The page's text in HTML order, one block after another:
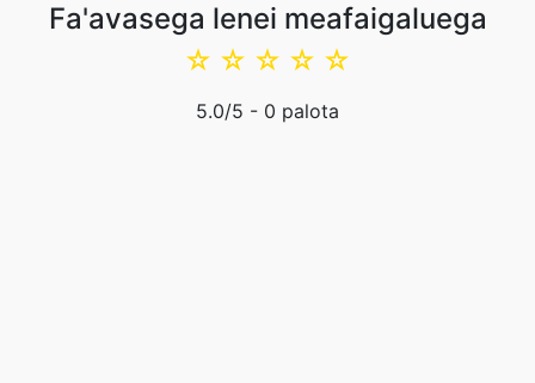
Fa'avasega lenei meafaigaluega
☆
☆
☆
☆
☆
5.0/5 - 0 palota